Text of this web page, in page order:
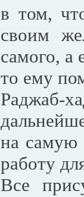
в том,
своим
самого, а
то ему
Раджаб-
на самую
работу
Все